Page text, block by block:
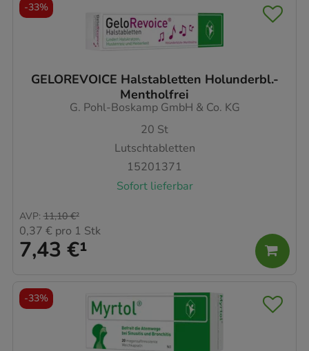
GELOREVOICE Halstabletten Holunderbl.-
Mentholfrei
G. Pohl-Boskamp GmbH & Co. KG
20 St
Lutschtabletten
15201371
Sofort lieferbar
7,43 €¹
AVP: 11,10 €²
0,37 € pro 1 Stk
-33%
-33%